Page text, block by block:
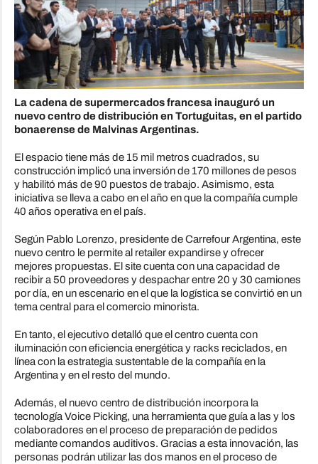
La cadena de supermercados francesa inauguró un
nuevo centro de distribución en Tortuguitas, en el partido
bonaerense de Malvinas Argentinas.
El espacio tiene más de 15 mil metros cuadrados, su
construcción implicó una inversión de 170 millones de pesos
y habilitó más de 90 puestos de trabajo. Asimismo, esta
iniciativa se lleva a cabo en el año en que la compañía cumple
40 años operativa en el país.
Según Pablo Lorenzo, presidente de Carrefour Argentina, este
nuevo centro le permite al retailer expandirse y ofrecer
mejores propuestas. El site cuenta con una capacidad de
recibir a 50 proveedores y despachar entre 20 y 30 camiones
por día, en un escenario en el que la logística se convirtió en un
tema central para el comercio minorista.
En tanto, el ejecutivo detalló que el centro cuenta con
iluminación con eficiencia energética y racks reciclados, en
línea con la estrategia sustentable de la compañía en la
Argentina y en el resto del mundo.
Además, el nuevo centro de distribución incorpora la
tecnología Voice Picking, una herramienta que guía a las y los
colaboradores en el proceso de preparación de pedidos
mediante comandos auditivos. Gracias a esta innovación, las
personas podrán utilizar las dos manos en el proceso de